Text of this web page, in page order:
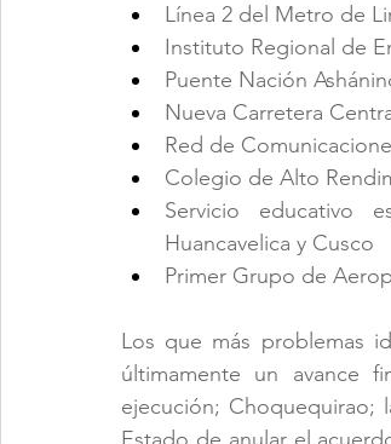
Línea 2 del Metro de
Instituto Regional de
Puente Nación
Nueva Carretera
Red de
Colegio de Alto
Servicio educativo
Huancavelica y Cusco
Primer Grupo de
Los que más problemas
últimamente un avance
ejecución; Choquequirao;